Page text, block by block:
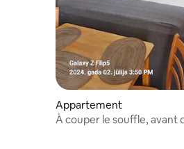
Appartement
À couper le souffle, avant